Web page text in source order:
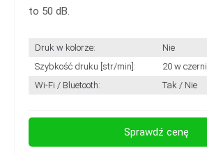
to 50 dB.
Druk w kolorze:
Nie
Szybkość druku [str/min]:
20 w czerni
Wi-Fi / Bluetooth:
Tak / Nie
Sprawdź cenę